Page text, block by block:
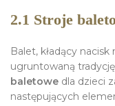
2.1 Stroje
Balet, kładący
ugruntowaną
baletowe dla dzieci
następujących